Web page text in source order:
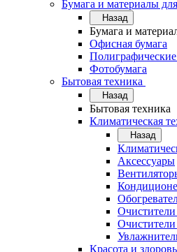
Бумага и материалы
Назад
Бумага и
Офисная бумага
Фотобумага
Бытовая техника
Назад
Бытовая техника
Климатическая
Назад
Аксессуары
Очистители
Красота и